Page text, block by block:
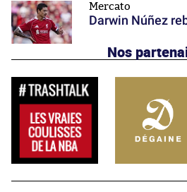
Mercato
Darwin Núñez
Nos